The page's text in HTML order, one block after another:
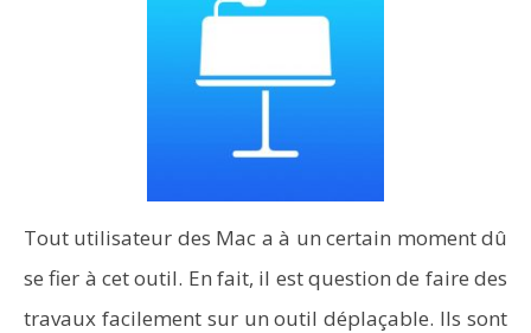
Tout utilisateur des Mac a à un certain moment dû
se fier à cet outil. En fait, il est question de faire des
travaux facilement sur un outil déplaçable. Ils sont